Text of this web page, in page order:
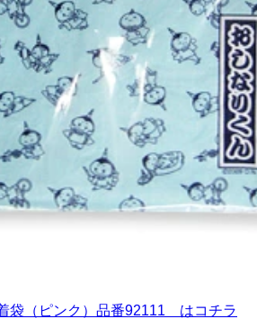
袋（ピンク）品番92111 はコチラ